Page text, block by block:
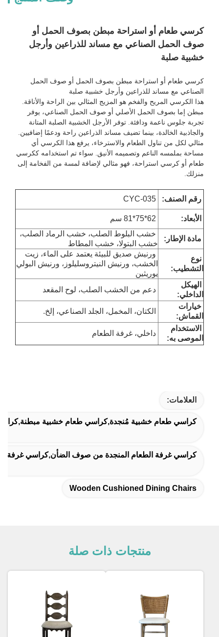
كرسي طعام أو استراحة مبطن بصوف الحمل أو
صوف الحمل الصناعي مع مساند للذراعين وأرجل
خشبية صلبة
كرسي طعام أو استراحة مبطن بصوف الحمل أو صوف الحمل
الصناعي مع مساند للذراعين وأرجل خشبية صلبة
هذا الكرسي المريح والفخم هو المزيج المثالي بين الراحة والأناقة.
مبطن إما بصوف الحمل الأصلي أو صوف الحمل الصناعي، يوفر
تجربة جلوس ناعمة ودافئة. توفر الأرجل الخشبية الصلبة المتانة
والجاذبية الخالدة، بينما تضيف مساند الذراعين راحة ودعمًا إضافيين.
مثالي لكل من تناول الطعام والاسترخاء، يرفع هذا الكرسي أي
مساحة بملمسه الناعم وتصميمه الأنيق. سواء تم استخدامه ككرسي
طعام أو كرسي استراحة، فهو مثالي لإضافة لمسة من الفخامة إلى
منزلك.
رقم الصنف:
الأبعاد:
مادة الإطار:
خشب البلوط الصلب، خشب الرماد الصلب،
خشب البتولا، خشب المطاط
نوع
التشطيب:
ورنيش صديق للبيئة يعتمد على الماء، زيت
الخشب، ورنيش النيتروسليلوز، ورنيش البولي
يوريثين
الهيكل
الداخلي:
دعم من الخشب الصلب، لوح المقعد
خيارات
القماش:
الكتان، المخمل، الجلد الصناعي، إلخ.
الاستخدام
الموصى به:
داخلي، غرفة الطعام
العلامات:
كراسي طعام خشبية مُنجدة,كراسي طعام خشبية
كراسي غرفة الطعام المنجدة من صوف الضأن,كراسي
Wooden Cushioned Dining Chairs
منتجات ذات صلة